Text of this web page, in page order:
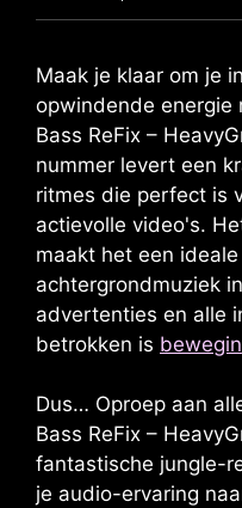
Maak je klaar om je
opwindende energie
Bass ReFix –
nummer levert een
ritmes die perfect is
actievolle video's.
maakt het een
achtergrondmuziek
advertenties en alle
betrokken is
Dus… Oproep aan
Bass ReFix –
fantastische jungle-
je audio-ervaring